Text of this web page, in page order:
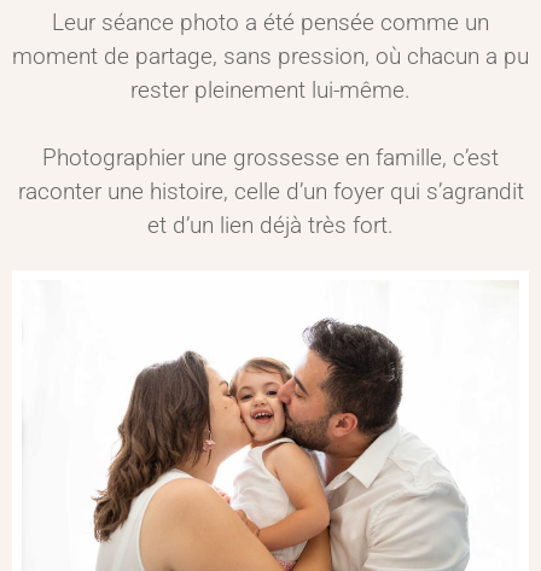
Leur séance photo a été pensée comme un
moment de partage, sans pression, où chacun a pu
rester pleinement lui-même.
Photographier une grossesse en famille, c’est
raconter une histoire, celle d’un foyer qui s’agrandit
et d’un lien déjà très fort.